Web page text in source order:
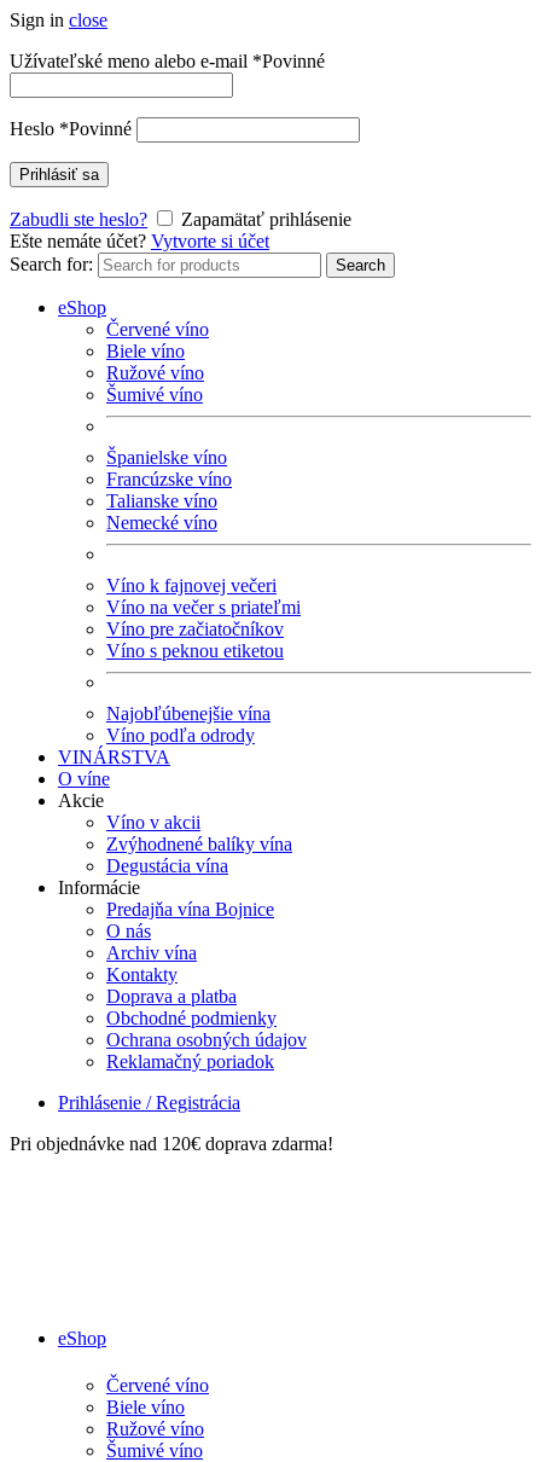
Sign in close
Užívateľské meno alebo e-mail *Povinné
Heslo *Povinné
Prihlásiť sa
Zabudli ste heslo?
Zapamätať prihlásenie
Ešte nemáte účet? Vytvorte si účet
Search for:
Search
eShop
Červené víno
Biele víno
Ružové víno
Šumivé víno
Španielske víno
Francúzske víno
Talianske víno
Nemecké víno
Víno k fajnovej večeri
Víno na večer s priateľmi
Víno pre začiatočníkov
Víno s peknou etiketou
Najobľúbenejšie vína
Víno podľa odrody
VINÁRSTVA
O víne
Akcie
Víno v akcii
Zvýhodnené balíky vína
Degustácia vína
Informácie
Predajňa vína Bojnice
O nás
Archiv vína
Kontakty
Doprava a platba
Obchodné podmienky
Ochrana osobných údajov
Reklamačný poriadok
Prihlásenie / Registrácia
Pri objednávke nad 120€ doprava zdarma!
eShop
Červené víno
Biele víno
Ružové víno
Šumivé víno